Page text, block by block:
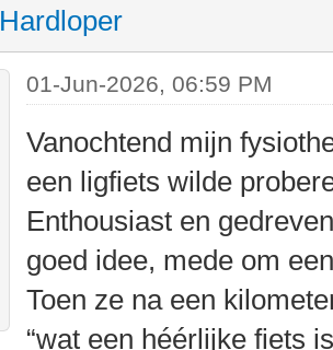
Hardloper
01-Jun-2026, 06:59 PM
Vanochtend mijn
een ligfiets wilde
Enthousiast en
goed idee, mede om
Toen ze na een
“wat een héérlijke fiets